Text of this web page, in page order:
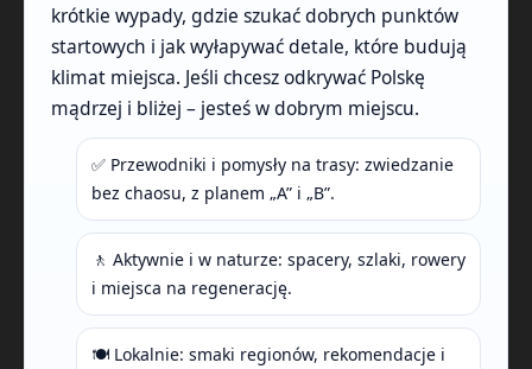
krótkie wypady, gdzie szukać dobrych punktów
startowych i jak wyłapywać detale, które budują
klimat miejsca. Jeśli chcesz odkrywać Polskę
mądrzej i bliżej – jesteś w dobrym miejscu.
✅ Przewodniki i pomysły na trasy: zwiedzanie
bez chaosu, z planem „A” i „B”.
🚶 Aktywnie i w naturze: spacery, szlaki, rowery
i miejsca na regenerację.
🍽️ Lokalnie: smaki regionów, rekomendacje i